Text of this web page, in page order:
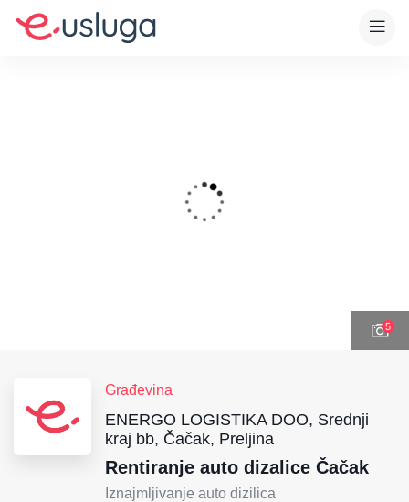
5
Građevina
ENERGO LOGISTIKA DOO, Srednji
kraj bb, Čačak, Preljina
Rentiranje auto dizalice Čačak
Iznajmljivanje auto dizilica